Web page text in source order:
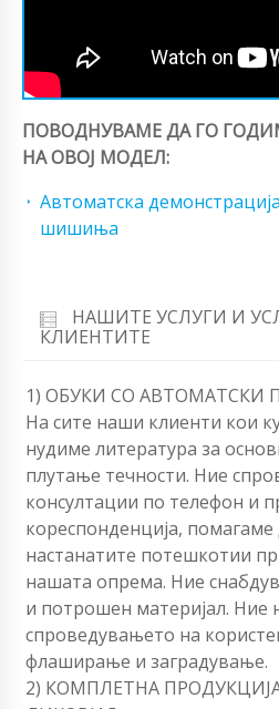
ПОВОДНУВАМЕ ДА ГО
НА ОВОЈ МОДЕЛ:
Автоматска
шишиња
НАШИТЕ УСЛУГИ И
КЛИЕНТИТЕ
1) ОБУКИ СО АВТОМАТСКИ
На сите наши клиенти кои
нудиме литература за
плутање течности. Ние
консултации по телефон и
кореспонденција,
настанатите потешкотии
нашата опрема. Ние
и потрошен материјал.
спроведувањето на
флаширање и заградување.
2) КОМПЛЕТНА